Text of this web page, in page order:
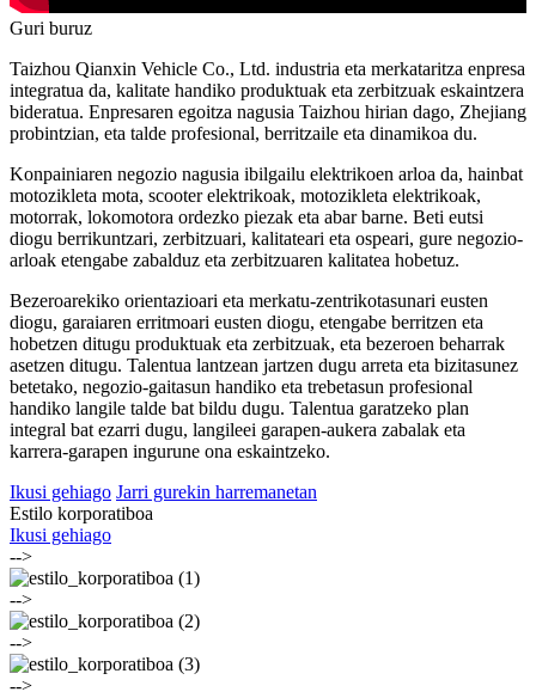
Guri buruz
Taizhou Qianxin Vehicle Co., Ltd. industria eta merkataritza enpresa
integratua da, kalitate handiko produktuak eta zerbitzuak eskaintzera
bideratua. Enpresaren egoitza nagusia Taizhou hirian dago, Zhejiang
probintzian, eta talde profesional, berritzaile eta dinamikoa du.
Konpainiaren negozio nagusia ibilgailu elektrikoen arloa da, hainbat
motozikleta mota, scooter elektrikoak, motozikleta elektrikoak,
motorrak, lokomotora ordezko piezak eta abar barne. Beti eutsi
diogu berrikuntzari, zerbitzuari, kalitateari eta ospeari, gure negozio-
arloak etengabe zabalduz eta zerbitzuaren kalitatea hobetuz.
Bezeroarekiko orientazioari eta merkatu-zentrikotasunari eusten
diogu, garaiaren erritmoari eusten diogu, etengabe berritzen eta
hobetzen ditugu produktuak eta zerbitzuak, eta bezeroen beharrak
asetzen ditugu. Talentua lantzean jartzen dugu arreta eta bizitasunez
betetako, negozio-gaitasun handiko eta trebetasun profesional
handiko langile talde bat bildu dugu. Talentua garatzeko plan
integral bat ezarri dugu, langileei garapen-aukera zabalak eta
karrera-garapen ingurune ona eskaintzeko.
Ikusi gehiago Jarri gurekin harremanetan
Estilo korporatiboa
Ikusi gehiago
-->
-->
-->
-->